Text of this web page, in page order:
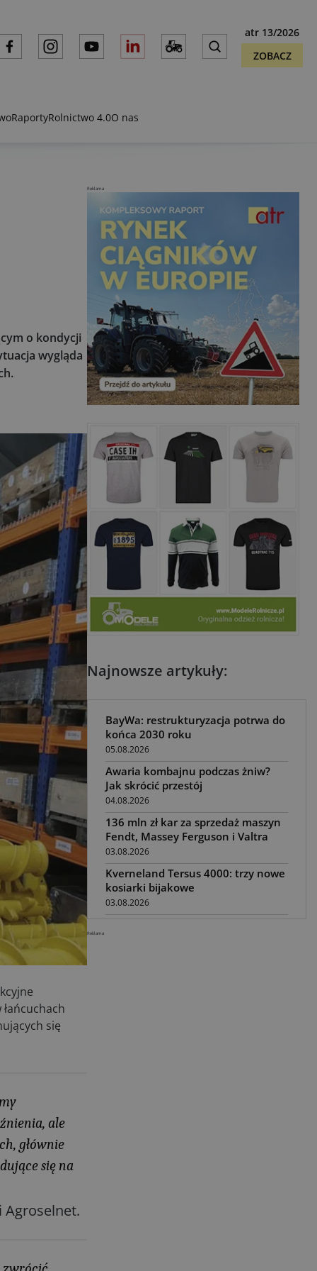
atr 13/2026
ZOBACZ
RaportyRolnictwo 4.0O nas
o kondycji
wygląda
się
ale
głównie
się na
Agroselnet.
Reklama
Najnowsze artykuły:
BayWa: restrukturyzacja potrwa do
końca 2030 roku
05.08.2026
Awaria kombajnu podczas żniw?
Jak skrócić przestój
04.08.2026
136 mln zł kar za sprzedaż maszyn
Fendt, Massey Ferguson i Valtra
03.08.2026
Kverneland Tersus 4000: trzy nowe
kosiarki bijakowe
03.08.2026
Reklama